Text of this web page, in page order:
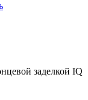
заделкой IQ